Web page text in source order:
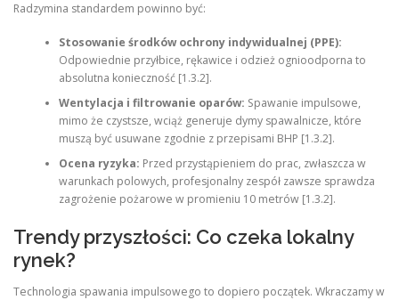
Radzymina standardem powinno być:
Stosowanie środków ochrony indywidualnej (PPE):
Odpowiednie przyłbice, rękawice i odzież ognioodporna to
absolutna konieczność [1.3.2].
Wentylacja i filtrowanie oparów: Spawanie impulsowe,
mimo że czystsze, wciąż generuje dymy spawalnicze, które
muszą być usuwane zgodnie z przepisami BHP [1.3.2].
Ocena ryzyka: Przed przystąpieniem do prac, zwłaszcza w
warunkach polowych, profesjonalny zespół zawsze sprawdza
zagrożenie pożarowe w promieniu 10 metrów [1.3.2].
Trendy przyszłości: Co czeka lokalny
rynek?
Technologia spawania impulsowego to dopiero początek. Wkraczamy w